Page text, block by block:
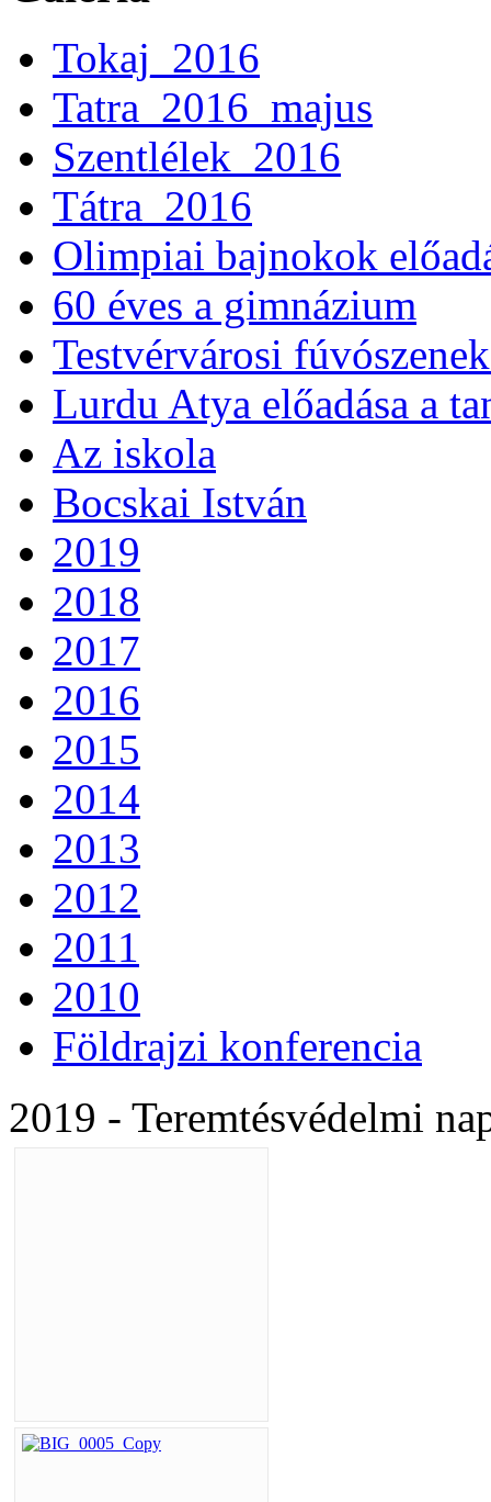
Tokaj_2016
Tatra_2016_majus
Szentlélek_2016
Tátra_2016
Olimpiai bajnokok
60 éves a gimnázium
Testvérvárosi
Lurdu Atya előadása a
Az iskola
Bocskai István
2019
2018
2017
2016
2015
2014
2013
2012
2011
2010
Földrajzi konferencia
2019 - Teremtésvédelmi